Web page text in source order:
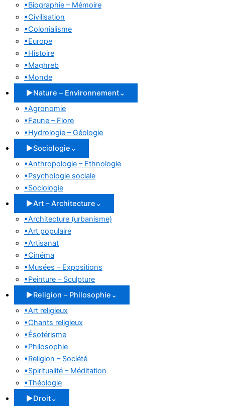
▪Biographie – Mémoire
▪Civilisation
▪Colonialisme
▪Europe
▪Histoire
▪Maghreb
▪Monde
▶Nature – Environnement⌄
▪Agronomie
▪Faune – Flore
▪Hydrologie – Géologie
▶Sociologie ⌄
▪Anthropologie – Ethnologie
▪Psychologie sociale
▪Sociologie
▶Art – Architecture ⌄
▪Architecture (urbanisme)
▪Art populaire
▪Artisanat
▪Cinéma
▪Musées – Expositions
▪Peinture – Sculpture
▶Religion – Philosophie ⌄
▪Art religieux
▪Chants religieux
▪Ésotérisme
▪Philosophie
▪Religion – Société
▪Spiritualité – Méditation
▪Théologie
▶Droit⌄